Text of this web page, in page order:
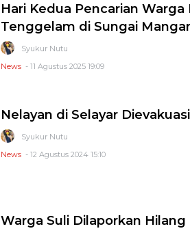
Hari Kedua Pencarian Warga
Tenggelam di Sungai
Syukur Nutu
News - 11 Agustus 2025 19:09
Nelayan di Selayar
Syukur Nutu
News - 12 Agustus 2024 15:10
Warga Suli Dilaporkan Hilang